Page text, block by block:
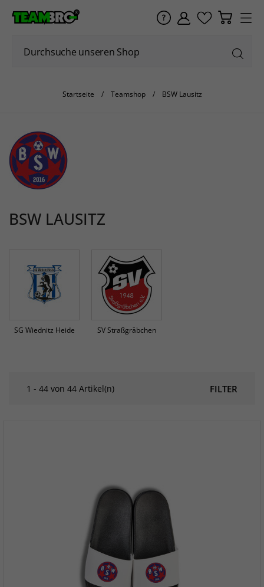
Startseite Teamshop BSW Lausitz
BSW LAUSITZ
SG Wiednitz Heide SV Straßgräbchen
FILTER
1 - 44 von 44 Artikel(n)